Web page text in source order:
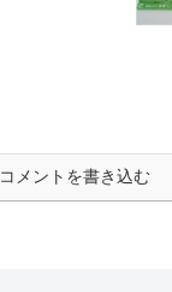
コメントを書き込む